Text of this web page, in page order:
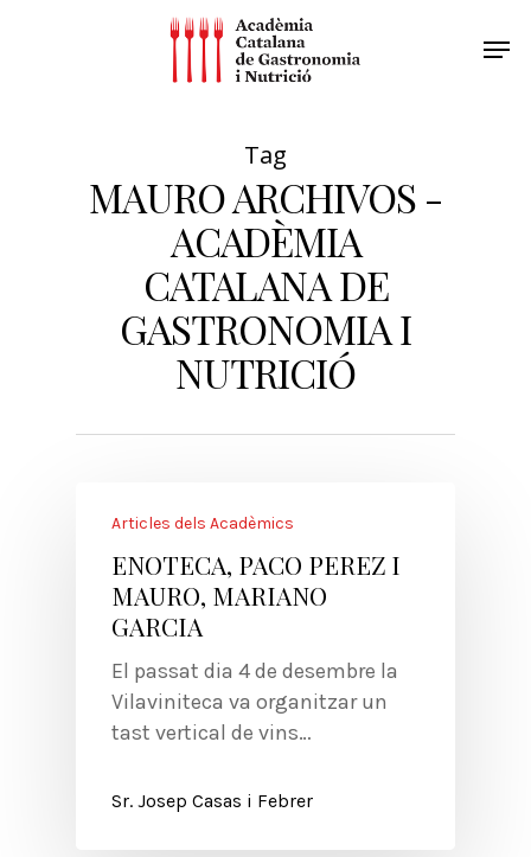
Tag
MAURO ARCHIVOS -
ACADÈMIA
CATALANA DE
GASTRONOMIA I
NUTRICIÓ
Articles dels Acadèmics
ENOTECA, PACO PEREZ I
MAURO, MARIANO
GARCIA
El passat dia 4 de desembre la
Vilaviniteca va organitzar un
tast vertical de vins…
Sr. Josep Casas i Febrer